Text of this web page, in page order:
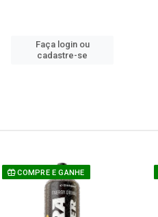
Faça login ou
cadastre-se
COMPRE E GANHE